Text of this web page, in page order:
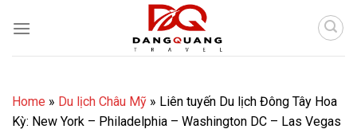
Home » Du lịch Châu Mỹ » Liên tuyến Du lịch Đông Tây Hoa
Kỳ: New York – Philadelphia – Washington DC – Las Vegas